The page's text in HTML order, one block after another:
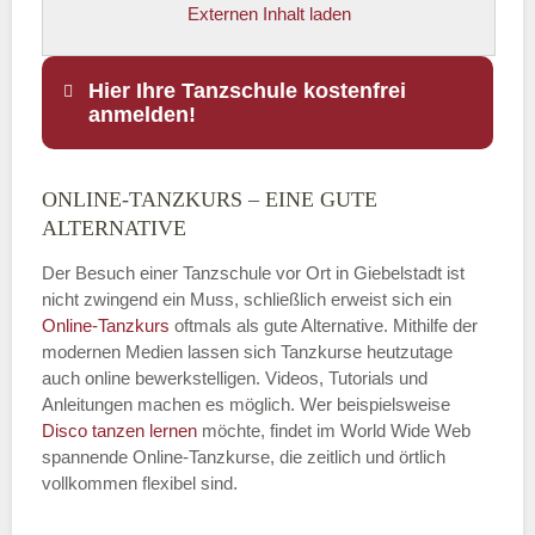
Externen Inhalt laden
Hier Ihre Tanzschule kostenfrei
anmelden!
Name
E-Mail*
Name der Tanzschule
ONLINE-TANZKURS – EINE GUTE
ALTERNATIVE
Der Besuch einer Tanzschule vor Ort in Giebelstadt ist
nicht zwingend ein Muss, schließlich erweist sich ein
Online-Tanzkurs oftmals als gute Alternative. Mithilfe der
modernen Medien lassen sich Tanzkurse heutzutage
auch online bewerkstelligen. Videos, Tutorials und
Anleitungen machen es möglich. Wer beispielsweise
Disco tanzen lernen möchte, findet im World Wide Web
spannende Online-Tanzkurse, die zeitlich und örtlich
vollkommen flexibel sind.